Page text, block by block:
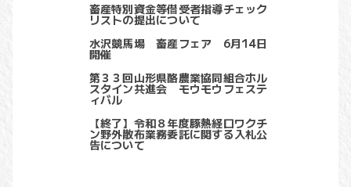
畜産特別資金等借受者指導チェック
リストの提出について
水沢競馬場 畜産フェア 6月14日
開催
第３３回山形県酪農業協同組合ホル
スタイン共進会 モウモウフェステ
ィバル
【終了】令和８年度豚熱経口ワクチ
ン野外散布業務委託に関する入札公
告について